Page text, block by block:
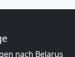
nach Belarus